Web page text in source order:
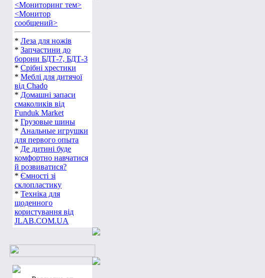
<Мониторинг тем>
<Монитор
сообщений>
* Леза для ножів
* Запчастини до
борони БДТ-7, БДТ-3
* Срібні хрестики
* Меблі для дитячої
від Chado
* Домашні запаси
смаколиків від
Funduk Market
* Грузовые шины
* Анальные игрушки
для первого опыта
* Де дитині буде
комфортно навчатися
й розвиватися?
* Ємності зі
склопластику
* Техніка для
щоденного
користування від
JLAB.COM.UA